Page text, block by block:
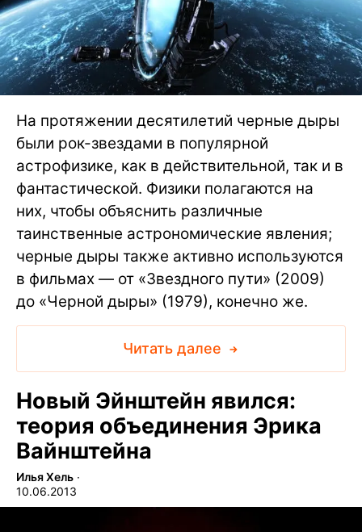
На протяжении десятилетий черные дыры
были рок-звездами в популярной
астрофизике, как в действительной, так и в
фантастической. Физики полагаются на
них, чтобы объяснить различные
таинственные астрономические явления;
черные дыры также активно используются
в фильмах — от «Звездного пути» (2009)
до «Черной дыры» (1979), конечно же.
Читать далее
Новый Эйнштейн явился:
теория объединения Эрика
Вайнштейна
Илья Хель ∙
10.06.2013